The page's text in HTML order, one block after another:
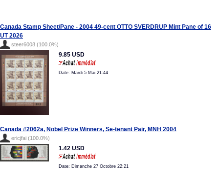
Canada Stamp Sheet/Pane - 2004 49-cent OTTO SVERDRUP Mint Pane of 16
UT 2026
steer6008 (100.0%)
9.85 USD
Date: Mardi 5 Mai 21:44
Canada #2062a, Nobel Prize Winners, Se-tenant Pair, MNH 2004
ericjfai (100.0%)
1.42 USD
Date: Dimanche 27 Octobre 22:21